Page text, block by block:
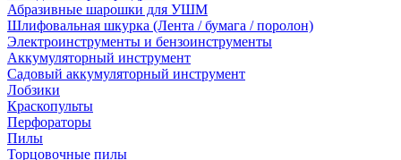
Абразивные шарошки для УШМ
Шлифовальная шкурка (Лента / бумага / поролон)
Электроинструменты и бензоинструменты
Аккумуляторный инструмент
Садовый аккумуляторный инструмент
Лобзики
Краскопульты
Перфораторы
Пилы
Торцовочные пилы